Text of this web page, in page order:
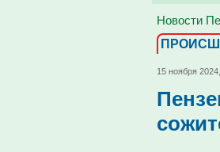
Новости
15 ноября